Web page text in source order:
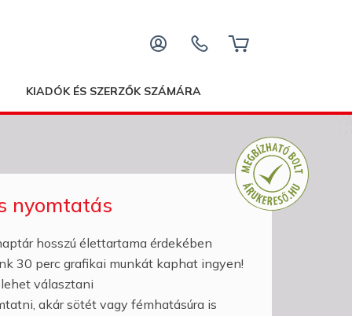
KIADÓK ÉS SZERZŐK SZÁMÁRA
nyomtatás
hosszú élettartama érdekében
30 perc grafikai munkát kaphat ingyen!
választani
akár sötét vagy fémhatásúra is